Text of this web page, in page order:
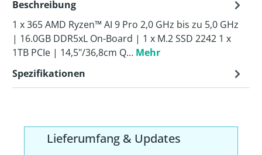
Beschreibung
1 x 365 AMD Ryzen™ AI 9 Pro 2,0 GHz bis zu 5,0 GHz
| 16.0GB DDR5xL On-Board | 1 x M.2 SSD 2242 1 x
1TB PCIe | 14,5"/36,8cm Q… Mehr
Spezifikationen
Lieferumfang & Updates